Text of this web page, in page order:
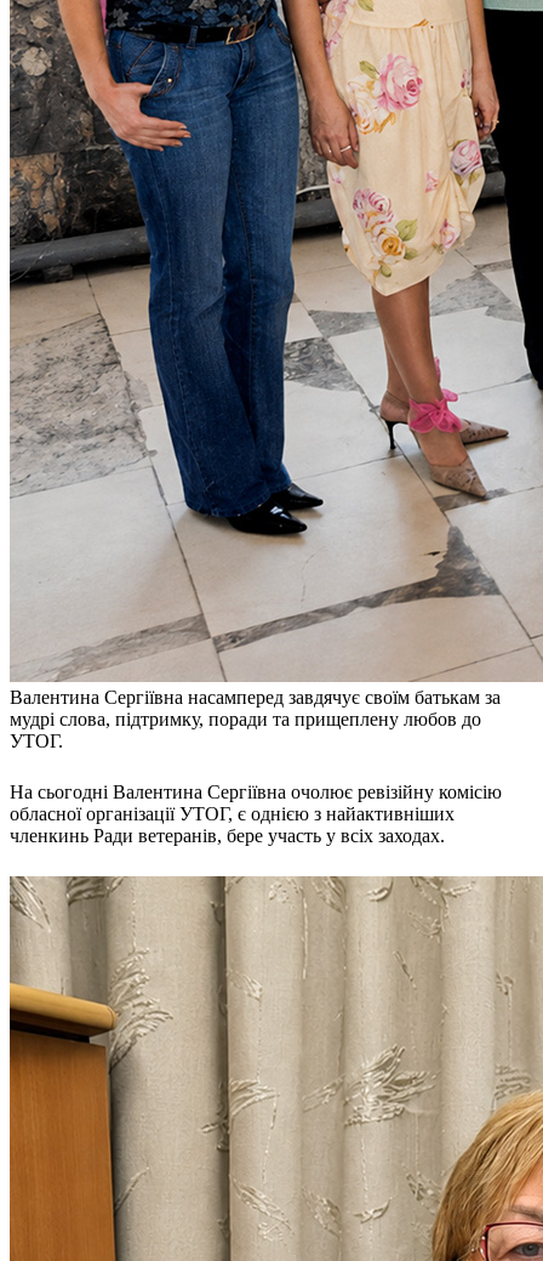
Валентина Сергіївна насамперед завдячує своїм батькам за
мудрі слова, підтримку, поради та прищеплену любов до
УТОГ.
На сьогодні Валентина Сергіївна очолює ревізійну комісію
обласної організації УТОГ, є однією з найактивніших
членкинь Ради ветеранів, бере участь у всіх заходах.